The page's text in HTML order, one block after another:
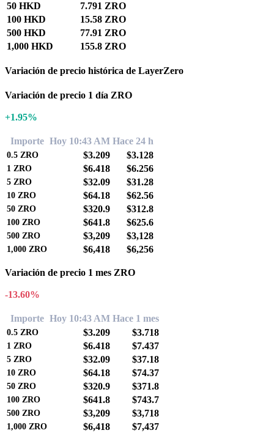
50 HKD
7.791 ZRO
100 HKD
15.58 ZRO
500 HKD
77.91 ZRO
1,000 HKD
155.8 ZRO
Variación de precio histórica de LayerZero
Variación de precio 1 día ZRO
+1.95%
Importe Hoy 10:43 AM Hace 24 h
0.5 ZRO $3.209 $3.128
1 ZRO $6.418 $6.256
5 ZRO $32.09 $31.28
10 ZRO $64.18 $62.56
50 ZRO $320.9 $312.8
100 ZRO $641.8 $625.6
500 ZRO $3,209 $3,128
1,000 ZRO $6,418 $6,256
Variación de precio 1 mes ZRO
-13.60%
Importe Hoy 10:43 AM Hace 1 mes
0.5 ZRO $3.209 $3.718
1 ZRO $6.418 $7.437
5 ZRO $32.09 $37.18
10 ZRO $64.18 $74.37
50 ZRO $320.9 $371.8
100 ZRO $641.8 $743.7
500 ZRO $3,209 $3,718
1,000 ZRO $6,418 $7,437